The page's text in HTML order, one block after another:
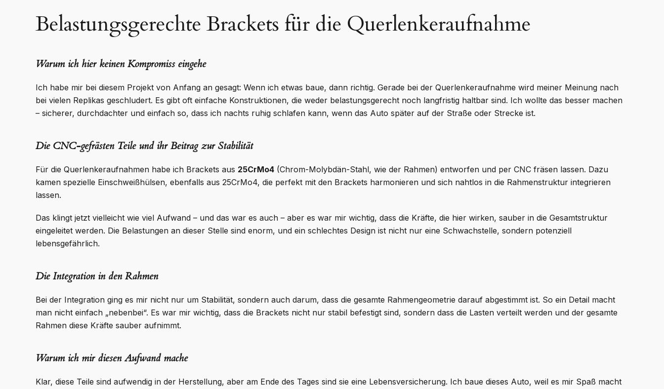
Belastungsgerechte Brackets für die Querlenkeraufnahme
Warum ich hier keinen Kompromiss eingehe
Ich habe mir bei diesem Projekt von Anfang an gesagt: Wenn ich etwas baue, dann richtig. Gerade bei der Querlenkeraufnahme wird meiner Meinung nach
bei vielen Replikas geschludert. Es gibt oft einfache Konstruktionen, die weder belastungsgerecht noch langfristig haltbar sind. Ich wollte das besser machen
– sicherer, durchdachter und einfach so, dass ich nachts ruhig schlafen kann, wenn das Auto später auf der Straße oder Strecke ist.
Die CNC-gefrästen Teile und ihr Beitrag zur Stabilität
Für die Querlenkeraufnahmen habe ich Brackets aus 25CrMo4 (Chrom-Molybdän-Stahl, wie der Rahmen) entworfen und per CNC fräsen lassen. Dazu
kamen spezielle Einschweißhülsen, ebenfalls aus 25CrMo4, die perfekt mit den Brackets harmonieren und sich nahtlos in die Rahmenstruktur integrieren
lassen.
Das klingt jetzt vielleicht wie viel Aufwand – und das war es auch – aber es war mir wichtig, dass die Kräfte, die hier wirken, sauber in die Gesamtstruktur
eingeleitet werden. Die Belastungen an dieser Stelle sind enorm, und ein schlechtes Design ist nicht nur eine Schwachstelle, sondern potenziell
lebensgefährlich.
Die Integration in den Rahmen
Bei der Integration ging es mir nicht nur um Stabilität, sondern auch darum, dass die gesamte Rahmengeometrie darauf abgestimmt ist. So ein Detail macht
man nicht einfach „nebenbei“. Es war mir wichtig, dass die Brackets nicht nur stabil befestigt sind, sondern dass die Lasten verteilt werden und der gesamte
Rahmen diese Kräfte sauber aufnimmt.
Warum ich mir diesen Aufwand mache
Klar, diese Teile sind aufwendig in der Herstellung, aber am Ende des Tages sind sie eine Lebensversicherung. Ich baue dieses Auto, weil es mir Spaß macht